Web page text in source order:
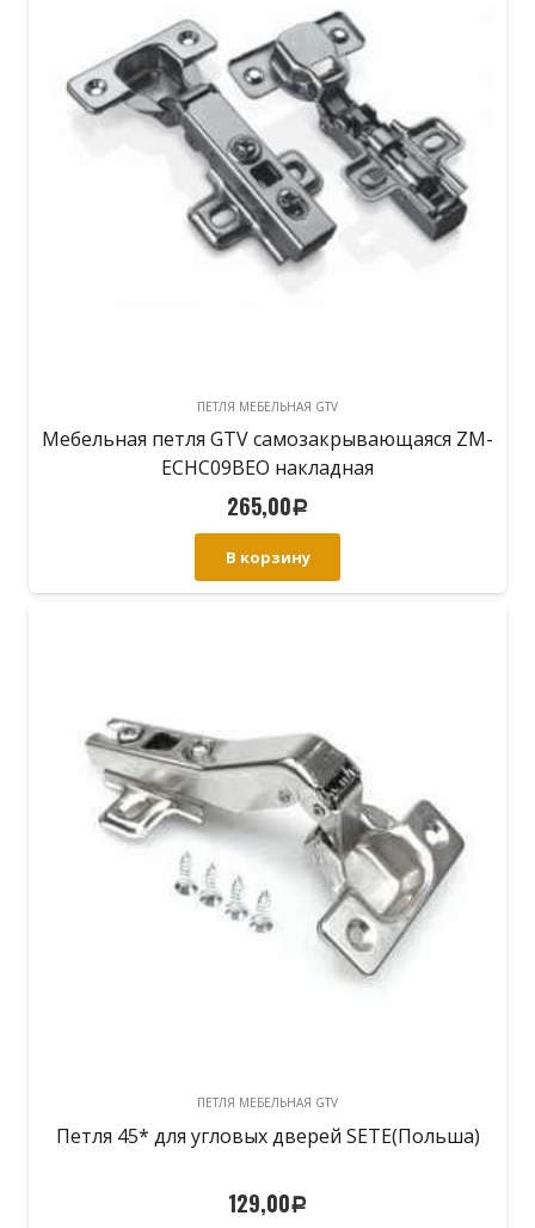
ПЕТЛЯ МЕБЕЛЬНАЯ GTV
Мебельная петля GTV самозакрывающаяся ZM-
ECHC09BEO накладная
265,00Р
В корзину
ПЕТЛЯ МЕБЕЛЬНАЯ GTV
Петля 45* для угловых дверей SETE(Польша)
129,00Р